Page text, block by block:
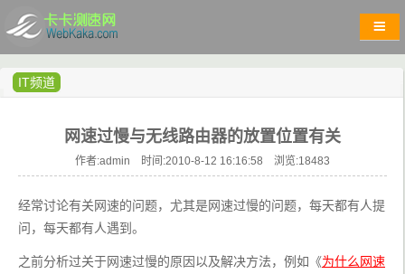
IT频道
网速过慢与无线路由器的放置位置有关
作者:admin 时间:2010-8-12 16:16:58 浏览:18483
经常讨论有关网速的问题，尤其是网速过慢的问题，每天都有人提
问，每天都有人遇到。
之前分析过关于网速过慢的原因以及解决方法，例如《为什么网速